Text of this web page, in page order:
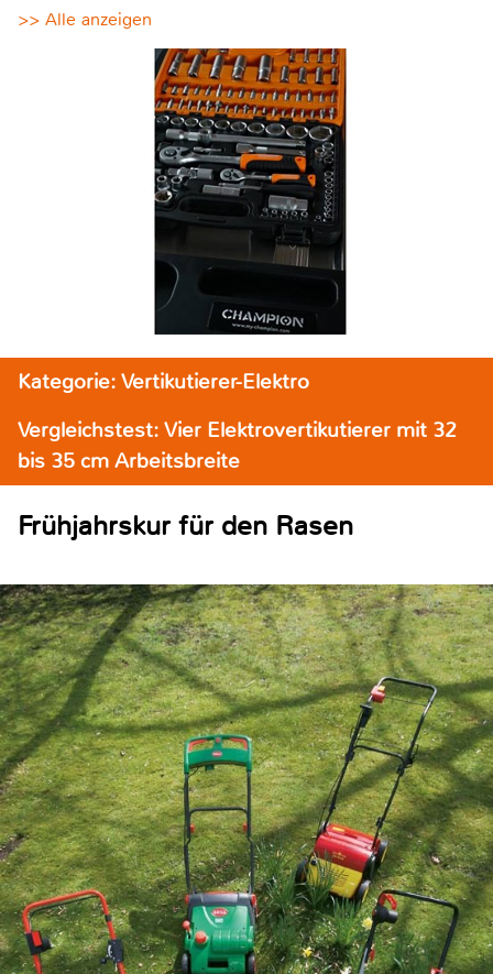
>> Alle anzeigen
Kategorie: Vertikutierer-Elektro
Vergleichstest: Vier Elektrovertikutierer mit 32
bis 35 cm Arbeitsbreite
Frühjahrskur für den Rasen